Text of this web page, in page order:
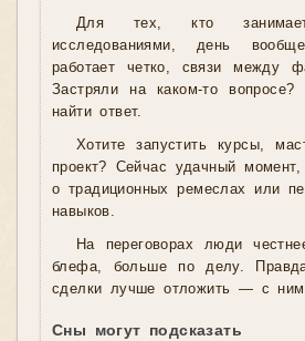
Для тех, кто
исследованиями, день
работает четко, связи между
Застряли на каком-то
найти ответ.
Хотите запустить курсы,
проект? Сейчас удачный
о традиционных ремеслах или
навыков.
На переговорах люди
блефа, больше по делу.
сделки лучше отложить — с
Сны могут подсказать